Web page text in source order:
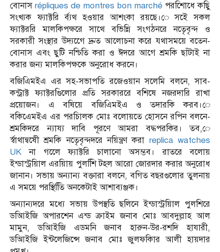
বোনাসrépliques de montres bon marchéপরশিোধে কছিু
সংখ্যক ফ্যাক্টরি র্ব্যথ হওয়ার আশংকা রয়ছে।ে সইে সকল
ফ্যাক্টররি মালকিপক্ষরে সাথে বভিন্নি সংগঠনরে নতেৃবৃন্দ ও
সরকারী সংস্থার উদ্যগেে দ্রুত আলোচনা করে যথাসময়ে বতেন-
বোনাস এবং ছুটি নশ্চিতি করা ও ঈদরে আগে শ্রমকি ছাঁটাই না
করার জন্য মালকিপক্ষকে অনুরোধ করনে।
বজিএিমইএ এর সহ-সভাপতি রজেওয়ান সলেমি বলনে, সাব-
কন্ট্রাক্ট ফ্যাক্টরগিুলোর প্রতি সরকাররে বশিষে নজরদারি রাখা
প্রয়োজন। এ বষিয়ে বজিএিমইএ ও তদারকি করব।ে
বকিএেমইএ এর পরচিালক মোঃ বলোয়তে হোসনে রপিন বলনে-
শ্রমকিদরে ন্যায্য দাবি পূরণে আমরা বদ্ধপরকির। তব,ে
র্স্বাথান্বষেী শ্রমকি নতেৃবৃন্দদরে নয়িন্ত্রণ করা replica watches
UK না গলেে ফ্যাক্টরি চালানো অসম্ভব। রাতরে বলোয়
ইন্ডাস্ট্রয়িাল এরয়িায় পুলশিি টহল আরো জোরদার করার অনুরোধ
জানান। সভায় অন্যান্য বক্তারা বলনে, বগিত বছরগুলোর তুলনায়
এ সময়ে পরস্থিতিি অনকেটাই আশাব্যঞ্জক।
অন্যান্যদরে মধ্যে সভায় উপস্থতি ছলিনে ইন্ডাস্ট্রয়িাল পুলশিরে
ডআিইজি অপারশেন এন্ড ক্রাইম জনাব মোঃ আবদুল্লাহ আল
মামুন, ডআিইজি এডমনি জনাব হারুন-উর-রশদি হাযারী,
ডআিইজি ইন্টলেজিন্সে জনাব মোঃ জুলফকিার আলী হায়দার